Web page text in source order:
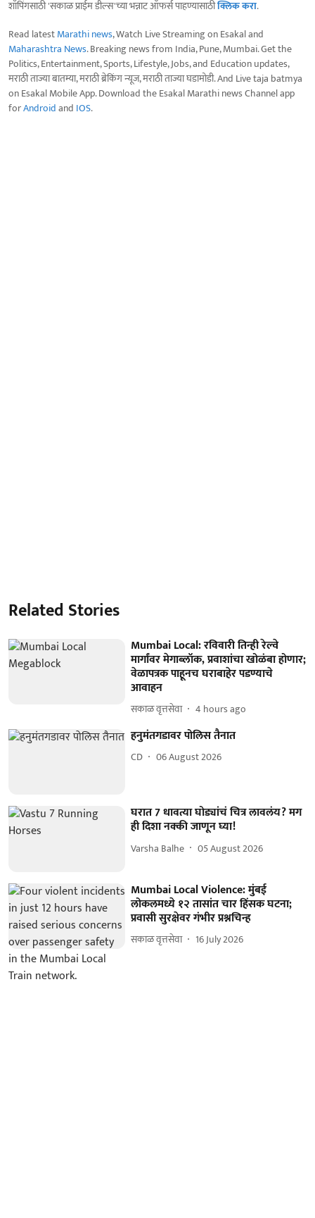
शॉपिंगसाठी 'सकाळ प्राईम डील्स'च्या भन्नाट ऑफर्स पाहण्यासाठीक्लिक करा.
Read latestMarathi news, Watch Live Streaming on Esakal and
Maharashtra News. Breaking news from India, Pune, Mumbai. Get the
Politics, Entertainment, Sports, Lifestyle, Jobs, and Education updates,
मराठी ताज्या बातम्या, मराठी ब्रेकिंग न्यूज, मराठी ताज्या घडामोडी. And Live taja batmya
on Esakal Mobile App. Download the Esakal Marathi news Channel app
forAndroidand IOS.
Related Stories
Mumbai Local: रविवारी तिन्ही रेल्वे
मार्गांवर मेगाब्लॉक, प्रवाशांचा खोळंबा होणार;
वेळापत्रक पाहूनच घराबाहेर पडण्याचे
आवाहन
सकाळ वृत्तसेवा 4 hours ago
हनुमंतगडावर पोलिस तैनात
CD 06 August 2026
घरात 7 धावत्या घोड्यांचं चित्र लावलंय? मग
ही दिशा नक्की जाणून घ्या!
Varsha Balhe 05 August 2026
Mumbai Local Violence: मुंबई
लोकलमध्ये १२ तासांत चार हिंसक घटना;
प्रवासी सुरक्षेवर गंभीर प्रश्नचिन्ह
सकाळ वृत्तसेवा 16 July 2026